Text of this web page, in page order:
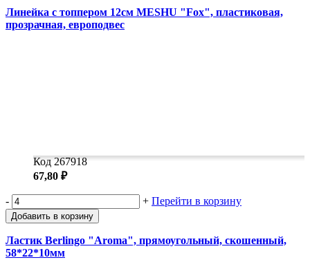
Линейка с топпером 12см MESHU "Fox", пластиковая,
прозрачная, европодвес
Код 267918
67,80 ₽
- + Перейти в корзину
Добавить в корзину
Ластик Berlingo "Aroma", прямоугольный, скошенный,
58*22*10мм